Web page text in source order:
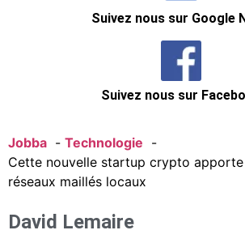
Suivez nous sur Google
Suivez nous sur
Jobba
Technologie
Cette nouvelle startup crypto
réseaux maillés locaux
David Lemaire